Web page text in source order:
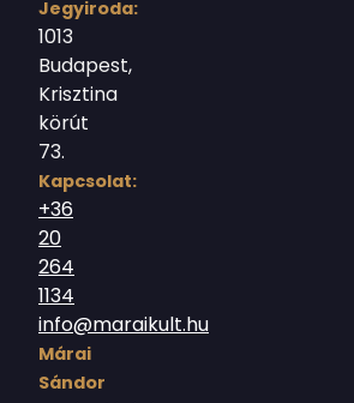
Jegyiroda:
1013
Budapest,
Krisztina
körút
73.
Kapcsolat:
+36
20
264
1134
info@maraikult.hu
Márai
Sándor